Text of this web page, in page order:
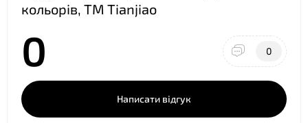
кольорів, ТМ Tianjiao
0 0
Написати відгук
❤